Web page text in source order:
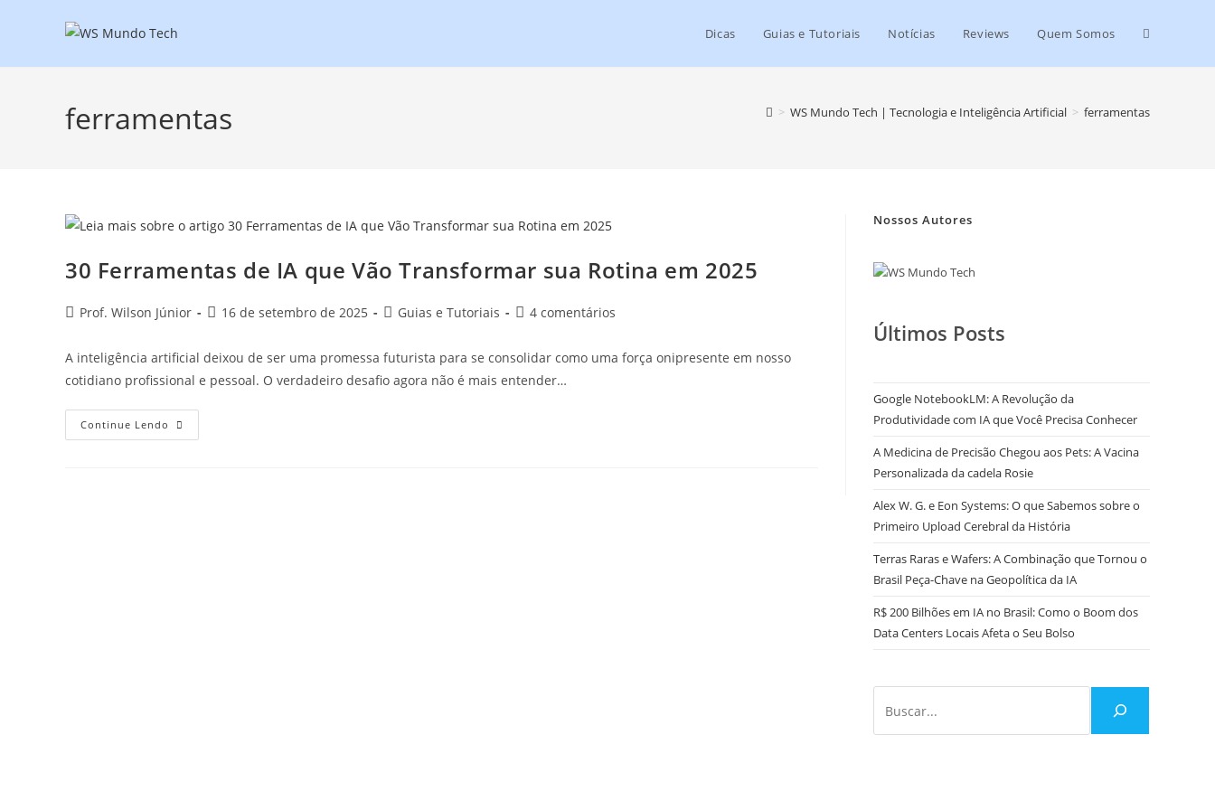
Dicas Guias e Tutoriais Notícias Reviews Quem Somos
ferramentas > WS Mundo Tech | Tecnologia e Inteligência Artificial > ferramentas
30 Ferramentas de IA que Vão Transformar sua Rotina em 2025
Prof. Wilson Júnior 16 de setembro de 2025 Guias e Tutoriais 4 comentários
A inteligência artificial deixou de ser uma promessa futurista para se consolidar como uma força onipresente em nosso
cotidiano profissional e pessoal. O verdadeiro desafio agora não é mais entender…
Continue Lendo
Nossos Autores
Últimos Posts
Google NotebookLM: A Revolução da
Produtividade com IA que Você Precisa Conhecer
A Medicina de Precisão Chegou aos Pets: A Vacina
Personalizada da cadela Rosie
Alex W. G. e Eon Systems: O que Sabemos sobre o
Primeiro Upload Cerebral da História
Terras Raras e Wafers: A Combinação que Tornou o
Brasil Peça-Chave na Geopolítica da IA
R$ 200 Bilhões em IA no Brasil: Como o Boom dos
Data Centers Locais Afeta o Seu Bolso